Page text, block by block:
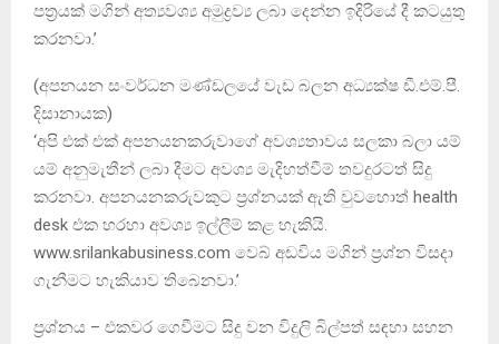
පත්‍රයක් මගින් අත්‍යවශ්‍ය අමුද්‍රව්‍ය ලබා දෙන්න ඉදිරියේ දී කටයුතු
කරනවා.’
(අපනයන සංවර්ධන මණ්ඩලයේ වැඩ බලන අධ්‍යක්ෂ ඩී.එම්.පී.
දිසානායක)
‘අපි එක් එක් අපනයනකරුවාගේ අවශ්‍යතාවය සලකා බලා යම්
යම් අනුමැතීන් ලබා දීමට අවශ්‍ය මැදිහත්වීම් තවදුරටත් සිදු
කරනවා. අපනයනකරුවකුට ප්‍රශ්නයක් ඇති වුවහොත් health
desk එක හරහා අවශ්‍ය ඉල්ලීම් කළ හැකියි.
www.srilankabusiness.com වෙබ් අඩවිය මගින් ප්‍රශ්න විසදා
ගැනීමට හැකියාව තිබෙනවා.’
ප්‍රශ්නය – එකවර ගෙවීමට සිදු වන විදුලි බිල්පත් සඳහා සහන